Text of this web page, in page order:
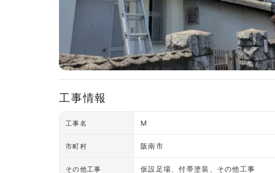
工事情報
工事名 M
市町村 阪南市
その他工事 仮設足場、付帯塗装、その他工事